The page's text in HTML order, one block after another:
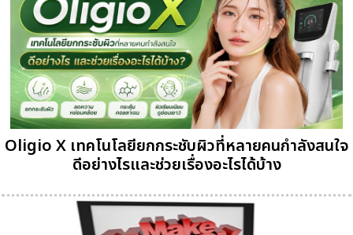
Oligio X เทคโนโลยียกกระชับผิวที่หลายคนกำลังสนใจ
ดีอย่างไรและช่วยเรื่องอะไรได้บ้าง